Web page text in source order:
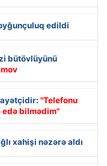
edildi
bütövlüyünü
"Telefonu
edə bilmədim"
xahişi nəzərə aldı